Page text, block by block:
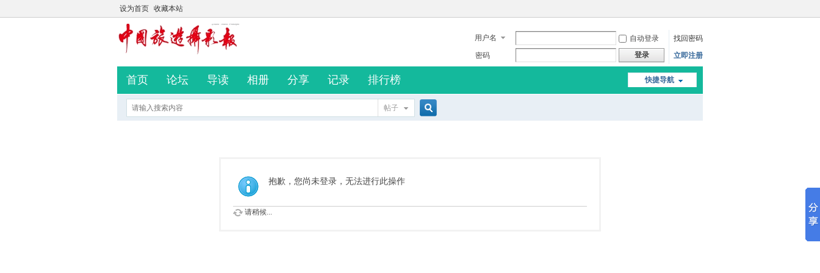
设为首页 收藏本站
用户名 自动登录
找回密码
密码
登录 立即注册
快捷导航
首页 论坛 导读 相册 分享 记录 排行榜
帖子
抱歉，您尚未登录，无法进行此操作
请稍候...